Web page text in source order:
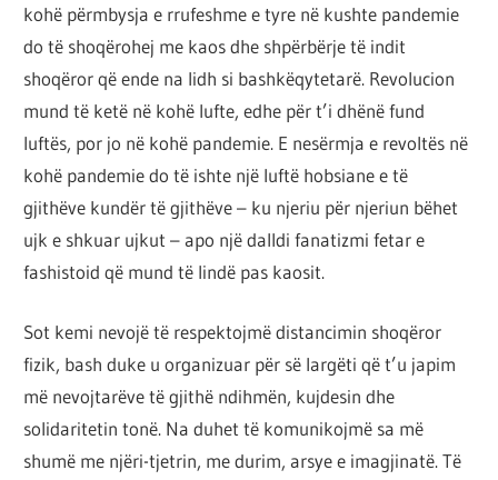
kohë përmbysja e rrufeshme e tyre në kushte pandemie
do të shoqërohej me kaos dhe shpërbërje të indit
shoqëror që ende na lidh si bashkëqytetarë. Revolucion
mund të ketë në kohë lufte, edhe për t’i dhënë fund
luftës, por jo në kohë pandemie. E nesërmja e revoltës në
kohë pandemie do të ishte një luftë hobsiane e të
gjithëve kundër të gjithëve – ku njeriu për njeriun bëhet
ujk e shkuar ujkut – apo një dalldi fanatizmi fetar e
fashistoid që mund të lindë pas kaosit.
Sot kemi nevojë të respektojmë distancimin shoqëror
fizik, bash duke u organizuar për së largëti që t’u japim
më nevojtarëve të gjithë ndihmën, kujdesin dhe
solidaritetin tonë. Na duhet të komunikojmë sa më
shumë me njëri-tjetrin, me durim, arsye e imagjinatë. Të